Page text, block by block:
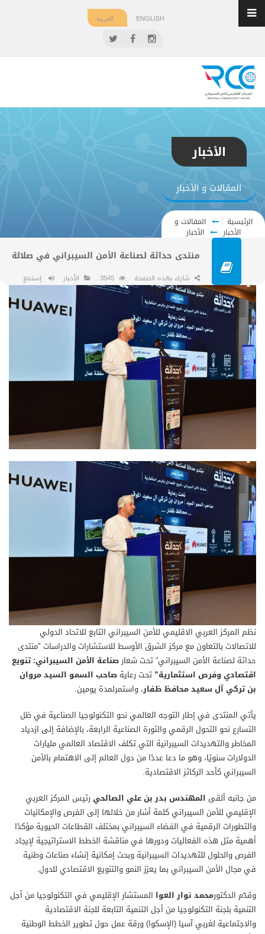
ENGLISH العربية
الأخبار
المقالات و الأخبار
الرئيسية
المقالات و
الأخبار
الأخبار
منتدى حداثة لصناعة الأمن السيبراني في صلالة
شارك بهذه الصفحة 3545 الأخبار إستمع
نظم المركز العربي الاقليمي للأمن السيبراني التابع للاتحاد الدولي
للاتصالات بالتعاون مع مركز الشرق الأوسط للاستشارات والدراسات "منتدى
حداثة لصناعة الأمن السيبراني” تحت شعار صناعة الأمن السيبراني: تنويع
اقتصادي وفرص استثمارية” تحت رعاية صاحب السمو السيد مروان
بن تركي آل سعيد محافظ ظفار، واستمرلمدة يومين.
يأتي المنتدى في إطار التوجه العالمي نحو التكنولوجيا الصناعية في ظل
التسارع نحو التحول الرقمي والثورة الصناعية الرابعة، بالإضافة إلى ازدياد
المخاطر والتهديدات السيبرانية التي تكلف الاقتصاد العالمي مليارات
الدولارات سنويًا، وهو ما دعا عددًا من دول العالم إلى الاهتمام بالأمن
السيبراني كأحد الركائز الاقتصادية.
من جانبه ألقى المهندس بدر بن علي الصالحيرئيس المركز العربي
الإقليمي للأمن السيبراني كلمة أشار من خلالها إلى الفرص والإمكانيات
والتطورات الرقمية في الفضاء السيبراني بمختلف القطاعات الحيوية مؤكدًا
أهمية مثل هذه الفعاليات ودورها في مناقشة الخطط الاستراتيجية لإيجاد
الفرص والحلول للتهديدات السيبرانية وبحث إمكانية إنشاء صناعات وطنية
في مجال الأمن السيبراني بما يعزز النمو والتنويع الاقتصادي للدول.
وقدّم الدكتورمحمد نوار العوا المستشار الإقليمي في التكنولوجيا من أجل
التنمية بلجنة التكنولوجيا من أجل التنمية التابعة للجنة الاقتصادية
والاجتماعية لغربي آسيا (الإسكوا) ورقة عمل حول تطوير الخطط الوطنية